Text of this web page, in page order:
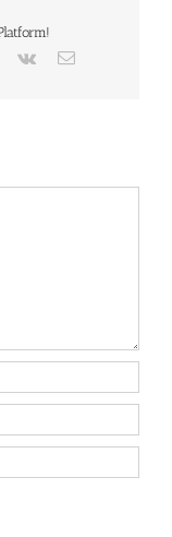
Pinterest
Vk
E-